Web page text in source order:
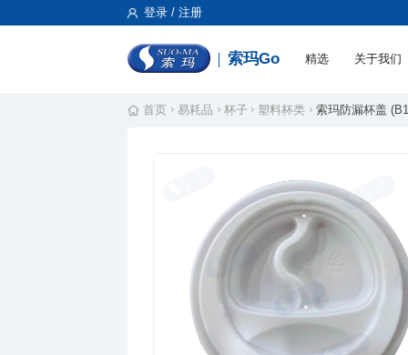
登录 / 注册
索玛Go 精选 关于我们
首页 易耗品 杯子 塑料杯类 索玛防漏杯盖